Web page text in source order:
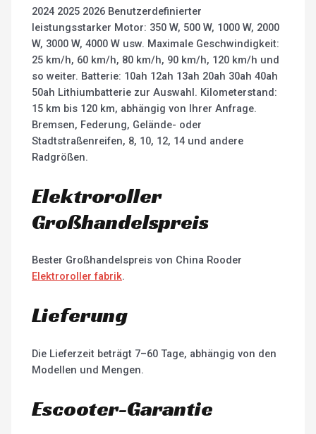
2024 2025 2026 Benutzerdefinierter
leistungsstarker Motor: 350 W, 500 W, 1000 W, 2000
W, 3000 W, 4000 W usw. Maximale Geschwindigkeit:
25 km/h, 60 km/h, 80 km/h, 90 km/h, 120 km/h und
so weiter. Batterie: 10ah 12ah 13ah 20ah 30ah 40ah
50ah Lithiumbatterie zur Auswahl. Kilometerstand:
15 km bis 120 km, abhängig von Ihrer Anfrage.
Bremsen, Federung, Gelände- oder
Stadtstraßenreifen, 8, 10, 12, 14 und andere
Radgrößen.
Elektroroller
Großhandelspreis
Bester Großhandelspreis von China Rooder
Elektroroller fabrik.
Lieferung
Die Lieferzeit beträgt 7–60 Tage, abhängig von den
Modellen und Mengen.
Escooter-Garantie